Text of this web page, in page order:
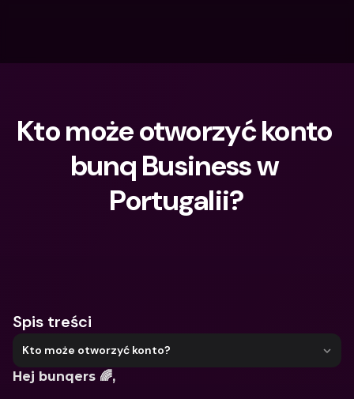
Kto może otworzyć konto
bunq Business w
Portugalii?
Spis treści
Kto może otworzyć konto?
Hej bunqers 🌈,